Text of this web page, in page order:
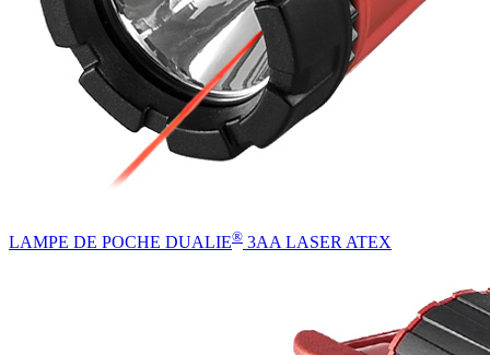
LAMPE DE POCHE DUALIE® 3AA LASER ATEX